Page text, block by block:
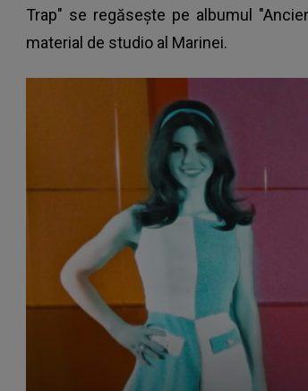
Trap" se regăsește pe albumul
material de studio al Marinei.